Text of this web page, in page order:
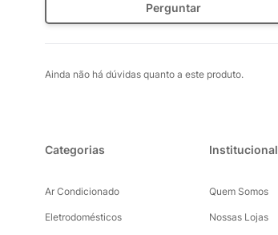
Perguntar
Ainda não há dúvidas quanto a este produto.
Categorias
Ar Condicionado
Eletrodomésticos
Institucional
Quem Somos
Nossas Lojas